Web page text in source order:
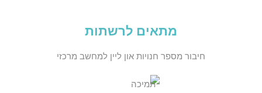
מתאים לרשתות
חיבור מספר חנויות און ליין למחשב מרכזי